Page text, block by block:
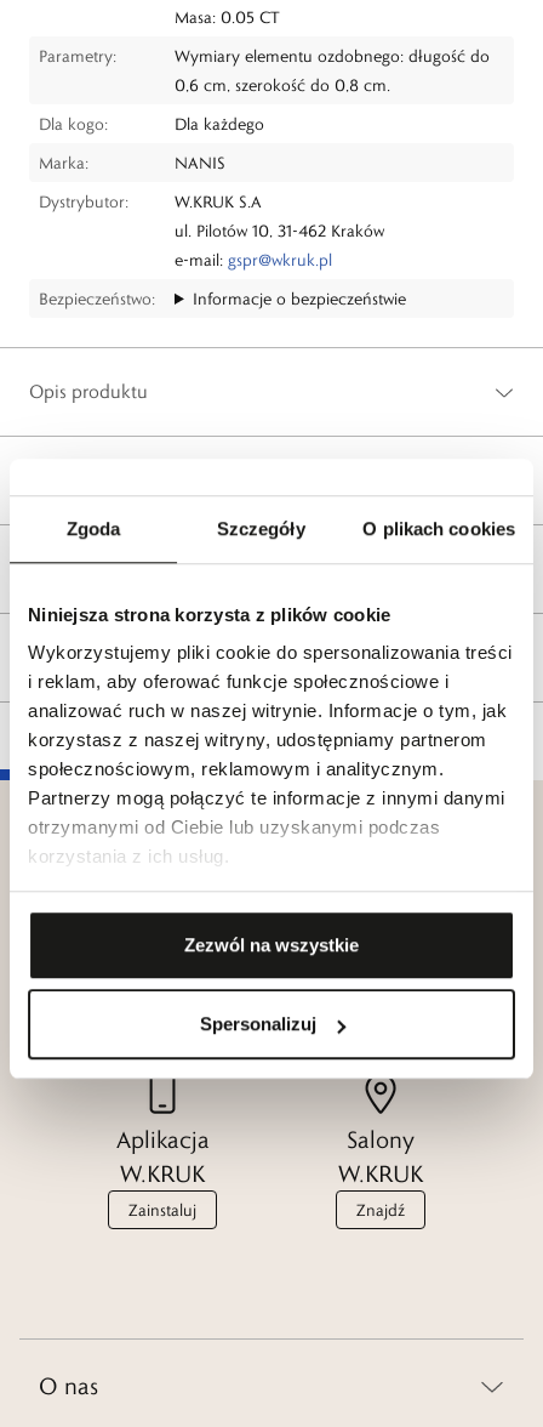
Zgoda Szczegóły O plikach cookies
Niniejsza strona korzysta z plików cookie
Wykorzystujemy pliki cookie do spersonalizowania treści
i reklam, aby oferować funkcje społecznościowe i
analizować ruch w naszej witrynie. Informacje o tym, jak
korzystasz z naszej witryny, udostępniamy partnerom
społecznościowym, reklamowym i analitycznym.
Partnerzy mogą połączyć te informacje z innymi danymi
otrzymanymi od Ciebie lub uzyskanymi podczas
korzystania z ich usług.
Zezwól na wszystkie
Spersonalizuj
Masa: 0.05 CT
Parametry:
Wymiary elementu ozdobnego: długość do
0,6 cm, szerokość do 0,8 cm.
Dla kogo:
Dla każdego
Marka:
NANIS
Dystrybutor:
W.KRUK S.A
ul. Pilotów 10, 31-462 Kraków
e-mail: gspr@wkruk.pl
Bezpieczeństwo:
Informacje o bezpieczeństwie
Opis produktu
Reklamacje i zwroty
Tagi
Klub dla
Przyjaciół
W.KRUK
Katalogi
Aplikacja
W.KRUK
Zainstaluj
Salony
W.KRUK
Znajdź
O nas